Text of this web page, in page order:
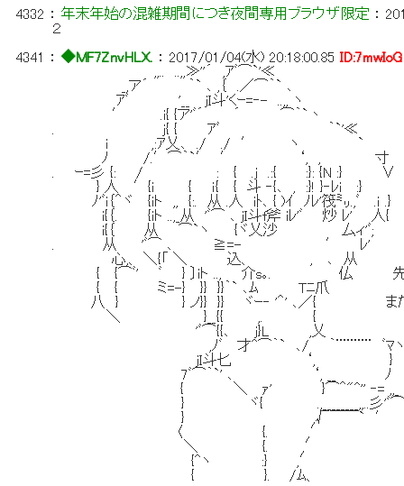
4332 ：年末年始の混雑期間につき夜間専用ブラウザ限定 ：
２
4341
：◆MF7ZnvHLX. ：2017/01/04(水) 20:18:00.85
,,.. ..,,≫''´ ,ｱﾞ⌒`'≪
_,ア´ ｀` ､ ,｛ .／⌒｀` ､
ｱﾞ '__ jI斗'くｰ=‐- ..,, ヽ
′ .i{ {ア'ﾞ´ ´ ⌒｀`丶
. j{ { ｱﾞ ｀`'≪
i ,:ｱ乂､ ./ ./ ′ ヽ `
ﾉ /.′⌒｀`′ ′ ‘, , 寸
. ｰ=彡 {: / : { .j .:{ :}: {N :} ∨
} 人 ′{i { ｉ{ { 斗 ‐{､ , :}! }‐ﾚi :}
ﾉ'ﾞi｛＾ヾ {iト ,, {:. 从 .人 iﾄ､ { )ｲ ﾉﾚ'筏㍉.,ﾞ .ｉ .}
i{｛. {iト ..,_从 'ﾞ⌒ ､ jI斗f斧 iﾚ'ﾞ 炒 ﾚ' 人{
i{｛ 从 ⌒`ヽ {ヾ乂沙 厶ィ'ﾞ;
. 从 'ﾞ⌒ ､ ≧=- ′ ﾚ'
心,、 ＼{「 ＼ 込、 , ､ 从
{ {⌒ﾞ' ﾞ } 〕iト .., 介s｡. 仏 先生のと
{ { ミ=-} }} }}｀` ､ﾑ Tﾆ爪
八 } } ノ}} }} ヾｰ‐ '＾' ､／{ まだ奥義
＼ }__{{ ,. {
'ﾞ⌒{{､ j}L ,乂
,ﾉﾞ 才^⌒｀` ､/ ｀¨¨¨¨¨ ﾞﾏ
jI斗匕 ‘, }
7ﾞ⌒｀`' ､ ‘, __ ﾉ
{ ＼ ｧ' }⌒＾"^'' ‐= ,,_
} ヾ{ .,________,,..彡'ﾞ⌒
} ,√￣￣` ′
〈 {. ,′
＼ {. ,′
{^ヽ :} ,′
{ }. /ﾑ、 ,.